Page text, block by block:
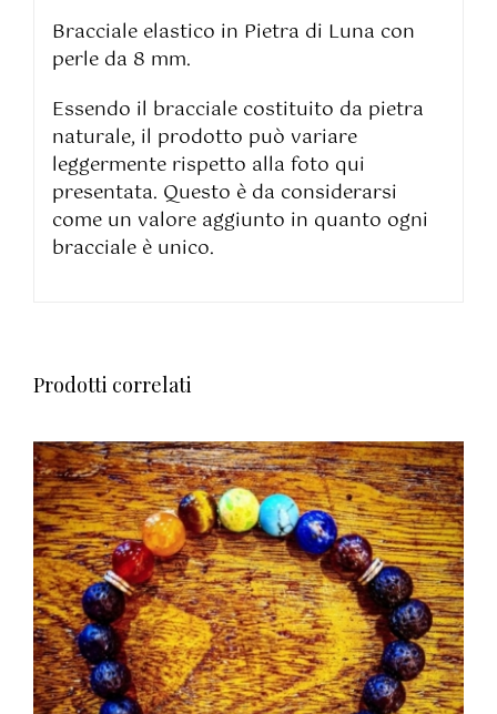
Bracciale elastico in Pietra di Luna con
perle da 8 mm.
Essendo il bracciale costituito da pietra
naturale, il prodotto può variare
leggermente rispetto alla foto qui
presentata. Questo è da considerarsi
come un valore aggiunto in quanto ogni
bracciale è unico.
Prodotti correlati
AGGIUNGI AL CARRELLO / DETTAGLI